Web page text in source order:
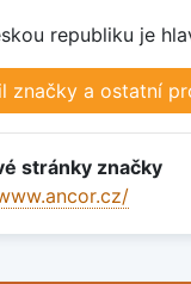
republiku je
značky a ostatní
stránky značky